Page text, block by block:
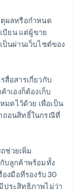
ผลหรือกําหนด
บียน แต่ผู้ขาย
ป็นผ่านเว็บไซต์ของ
สื่อสารเกี่ยวกับ
าเองก็ต้องเก็บ
มดไว้ด้วย เพื่อเป็น
ถอนสิทธิ์ในกรณีที่
ช่วยเพิ่ม
บลูกค้าพร้อมทั้ง
งมือที่รองรับ 30
ระสิทธิภาพไม่ว่า